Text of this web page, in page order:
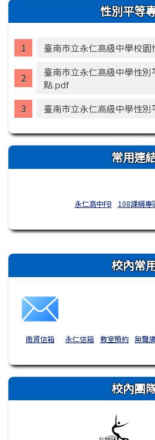
性別平等
臺南市立永仁高級中學校
臺南市立永仁高級中學性
點.pdf
臺南市立永仁高級中學性
常用連
永仁高中FB 108課綱專
右邊區域內容 校內常
南資信箱 永仁信箱 教室預約 無聲
校內團